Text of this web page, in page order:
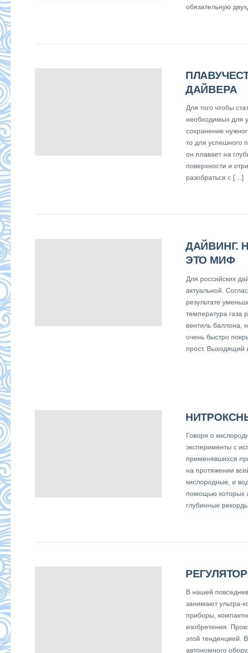
обязательную
ДАЙВЕРА
Для того чтобы
необходимых для
сохранение
то для успешного
он плавает на
поверхности и
разобраться с […]
ДАЙВИНГ.
ЭТО МИФ
Для российских
актуальной.
результате
температура газа
вентиль баллона,
очень быстро
прост. Выходящий
Говоря о
эксперименты с
применявшихся
на протяжении
кислородные, и
помощью которых
глубинные
В нашей
занимают ультра-
приборы,
изобретения.
этой тенденцией.
автономного